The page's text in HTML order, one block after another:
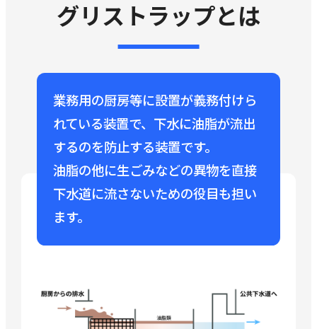
グリストラップとは
業務用の厨房等に設置が義務付けら
れている装置で、下水に油脂が流出
するのを防止する装置です。
油脂の他に生ごみなどの異物を直接
下水道に流さないための役目も担い
ます。